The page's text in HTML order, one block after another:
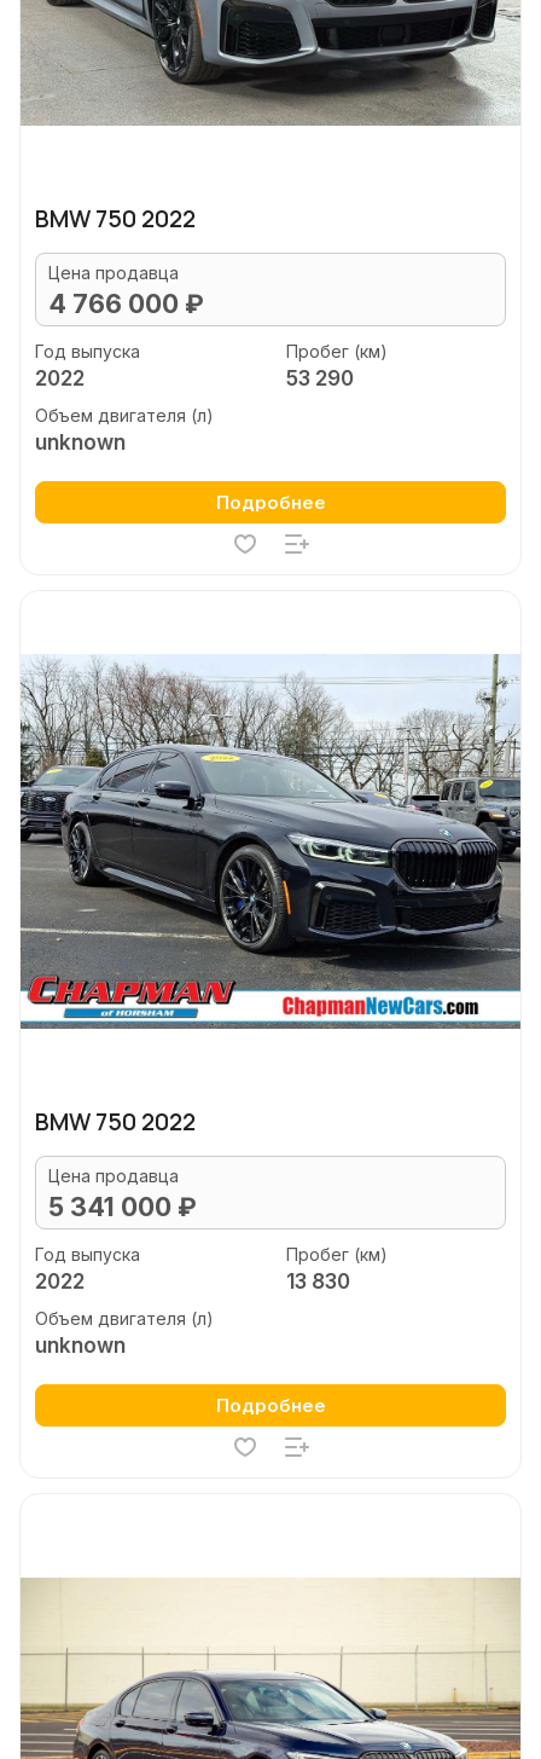
BMW 750 2022
Цена продавца
4 766 000 ₽
Год выпуска
2022
Пробег (км)
53 290
Объем двигателя (л)
unknown
Подробнее
BMW 750 2022
Цена продавца
5 341 000 ₽
Год выпуска
2022
Пробег (км)
13 830
Объем двигателя (л)
unknown
Подробнее